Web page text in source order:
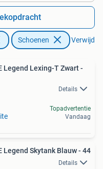
Schoenen Verwijder
Legend Lexing-T Zwart -
Details
Topadvertentie
Vandaag
Legend Skytank Blauw - 44
Details